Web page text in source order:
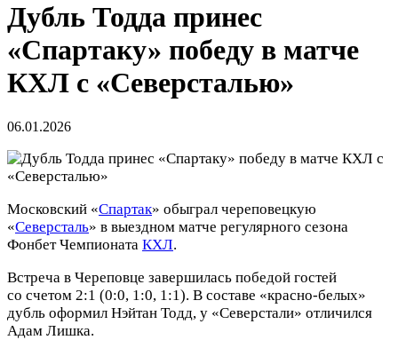
Дубль Тодда принес
«Спартаку» победу в матче
КХЛ с «Северсталью»
06.01.2026
Московский «Спартак» обыграл череповецкую
«Северсталь» в выездном матче регулярного сезона
Фонбет Чемпионата КХЛ.
Встреча в Череповце завершилась победой гостей
со счетом 2:1 (0:0, 1:0, 1:1). В составе «красно‑белых»
дубль оформил Нэйтан Тодд, у «Северстали» отличился
Адам Лишка.